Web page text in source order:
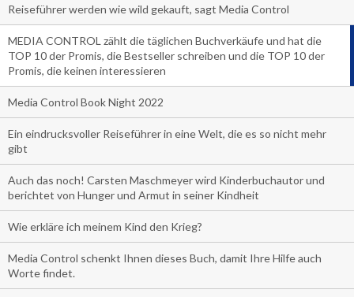
Reiseführer werden wie wild gekauft, sagt Media Control
MEDIA CONTROL zählt die täglichen Buchverkäufe und hat die
TOP 10 der Promis, die Bestseller schreiben und die TOP 10 der
Promis, die keinen interessieren
Media Control Book Night 2022
Ein eindrucksvoller Reiseführer in eine Welt, die es so nicht mehr
gibt
Auch das noch! Carsten Maschmeyer wird Kinderbuchautor und
berichtet von Hunger und Armut in seiner Kindheit
Wie erkläre ich meinem Kind den Krieg?
Media Control schenkt Ihnen dieses Buch, damit Ihre Hilfe auch
Worte findet.